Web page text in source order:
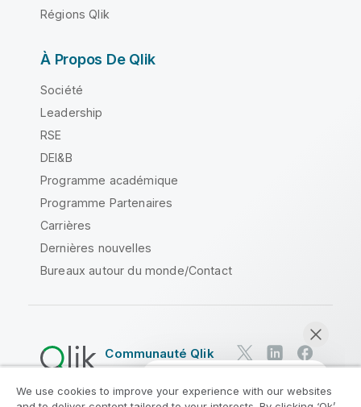
Régions Qlik
À Propos De Qlik
Société
Leadership
RSE
DEI&B
Programme académique
Programme Partenaires
Carrières
Dernières nouvelles
Bureaux autour du monde/Contact
Communauté Qlik
Contrats juridiques
We use cookies to improve your experience with our websites